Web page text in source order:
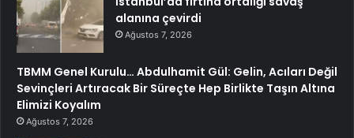
alanına çevirdi
Ağustos 7, 2026
TBMM Genel Kurulu… Abdulhamit Gül: Gelin, Acıları Değil
Sevinçleri Artıracak Bir Süreçte Hep Birlikte Taşın Altına
Elimizi Koyalım
Ağustos 7, 2026